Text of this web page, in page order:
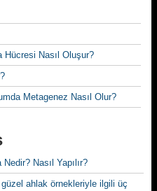
Nasıl Oluşur?
Metagenez Nasıl Olur?
Nasıl Yapılır?
güzel ahlak örnekleriyle ilgili üç